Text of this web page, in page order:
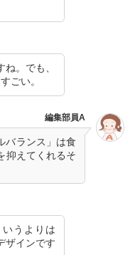
。でも、
ごい。
編集部員A
バランス」は食
抑えてくれるそ
うよりは
ザインです